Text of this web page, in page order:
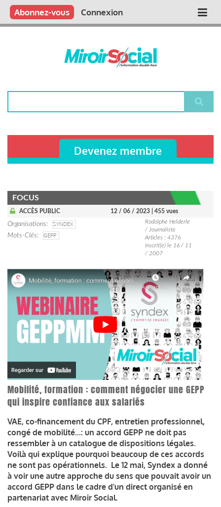
Aller
contenu
Main
Qui sommes nous ?
Vous publiez
Nous publions
Contactez-nous
Abonnez-vous Connexion
Devenez membre
FOCUS
ACCÈS PUBLIC 12 / 06 / 2023 | 455 vues
Organisations
SYNDEX
Mots-Clés
GEPP
Rodolphe Helderlé
/ Journaliste
Articles : 4376
Inscrit(e) le 16 / 11
/ 2007
Mobilité, formation : comment négocier une GEPP
qui inspire confiance aux salariés
VAE, co-financement du CPF, entretien professionnel,
congé de mobilité...: un accord GEPP ne doit pas
ressembler à un catalogue de dispositions légales.
Voilà qui explique pourquoi beaucoup de ces accords
ne sont pas opérationnels. Le 12 mai, Syndex a donné
à voir une autre approche du sens que pouvait avoir un
accord GEPP dans le cadre d'un direct organisé en
partenariat avec Miroir Social.